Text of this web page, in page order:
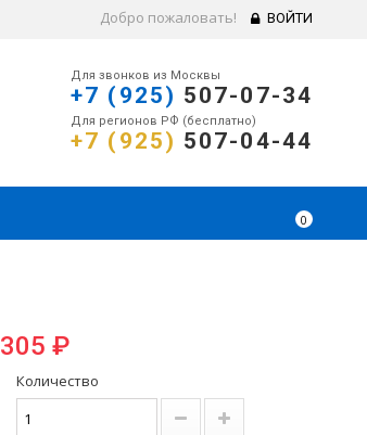
Добро пожаловать! ВОЙТИ
Для звонков из Москвы
+7 (925) 507-07-34
Для регионов РФ (бесплатно)
+7 (925) 507-04-44
0
305 ₽
Количество